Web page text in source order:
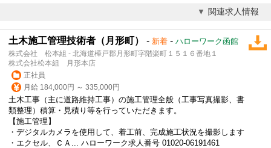
関連求人情報
土木施工管理技術者（月形町） - 新着 - ハローワーク函館
株式会社 松本組 - 北海道樺戸郡月形町字階楽町１５１６番地１
株式会社松本組 月形本店
正社員
月給 184,000円 ～ 335,000円
土木工事（主に道路維持工事）の施工管理全般（工事写真撮影、書
類整理）積算・見積り等を行っていただきます。
【施工管理】
・デジタルカメラを使用して、着工前、完成施工状況を撮影します
・エクセル、ＣＡ... ハローワーク求人番号 01020-06191461